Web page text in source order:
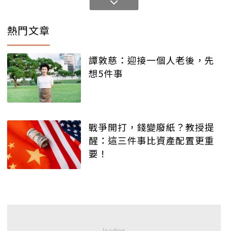
熱門文章
譚敦慈：迎接一個人老後，先
想5件事
戰爭開打，錢變廢紙？教授提
醒：這三件事比資產配置更重
要！